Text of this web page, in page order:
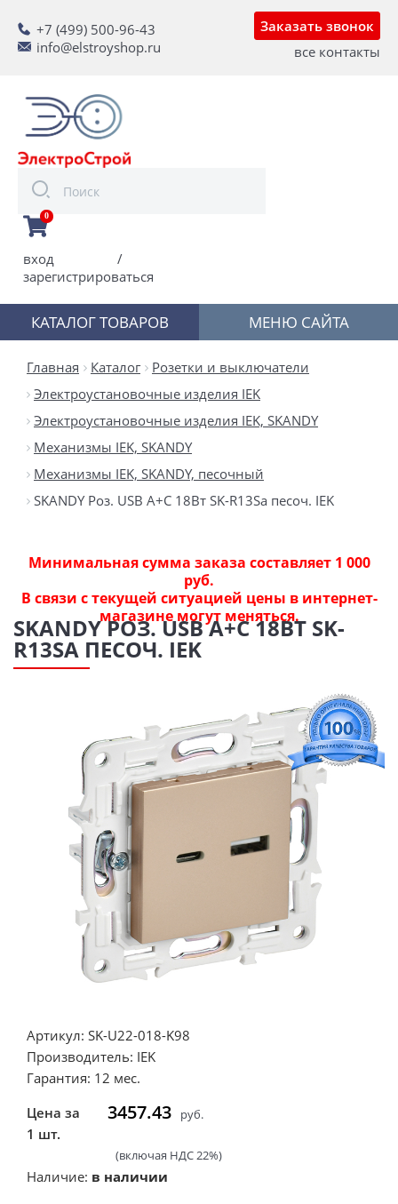
+7 (499) 500-96-43
info@elstroyshop.ru
Заказать звонок
все контакты
0
вход
/
зарегистрироваться
КАТАЛОГ ТОВАРОВ МЕНЮ САЙТА
Главная Каталог
Розетки и выключатели
Электроустановочные изделия IEK
Электроустановочные изделия IEK, SKANDY
Механизмы IEK, SKANDY
Механизмы IEK, SKANDY, песочный
SKANDY Роз. USB A+C 18Вт SK-R13Sa песоч. IEK
Минимальная сумма заказа составляет 1 000
руб.
В связи с текущей ситуацией цены в интернет-
магазине могут меняться.
SKANDY РОЗ. USB A+C 18ВТ SK-
R13SA ПЕСОЧ. IEK
Артикул: SK-U22-018-K98
Производитель: IEK
Гарантия: 12 мес.
Цена за
1 шт.
3457.43 руб.
(включая НДС 22%)
Наличие: в наличии